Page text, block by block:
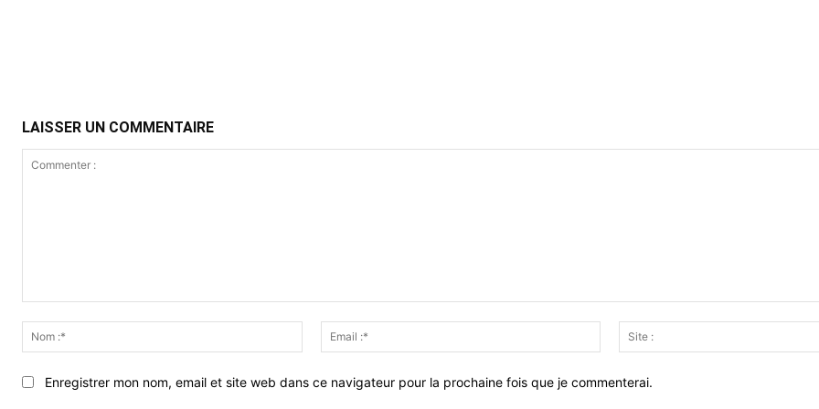
LAISSER UN COMMENTAIRE
:*
Email
:*
Enregistrer mon nom, email et site web dans ce navigateur pour la prochaine fois que je commenterai.